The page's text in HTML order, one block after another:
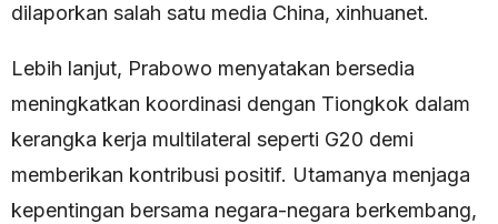
dilaporkan salah satu media China, xinhuanet.
Lebih lanjut, Prabowo menyatakan bersedia
meningkatkan koordinasi dengan Tiongkok dalam
kerangka kerja multilateral seperti G20 demi
memberikan kontribusi positif. Utamanya menjaga
kepentingan bersama negara-negara berkembang,